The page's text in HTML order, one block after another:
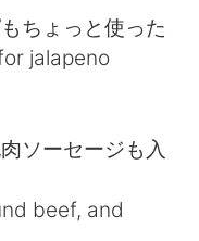
ちょっと使った
jalapeno
ソーセージも入
beef, and